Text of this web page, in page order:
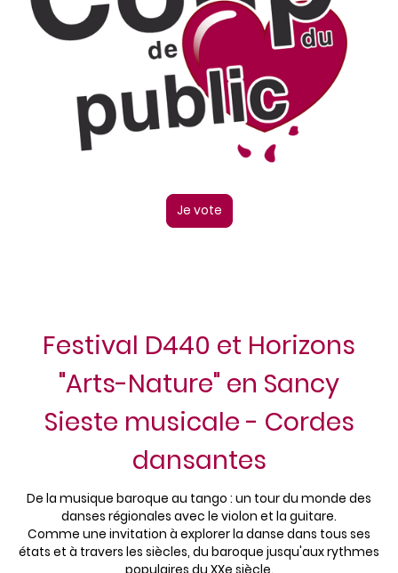
Je vote
Festival D440 et Horizons
"Arts-Nature" en Sancy
Sieste musicale - Cordes
dansantes
De la musique baroque au tango : un tour du monde des
danses régionales avec le violon et la guitare.
Comme une invitation à explorer la danse dans tous ses
états et à travers les siècles, du baroque jusqu'aux rythmes